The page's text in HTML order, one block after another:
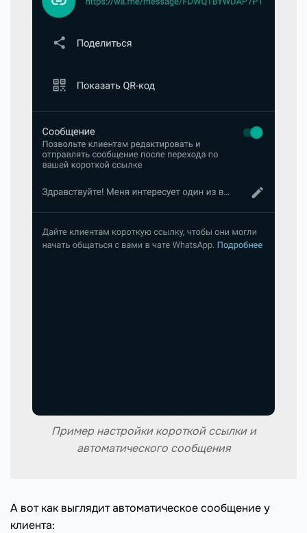
Пример настройки короткой ссылки и
автоматического сообщения
А вот как выглядит автоматическое сообщение у
клиента: